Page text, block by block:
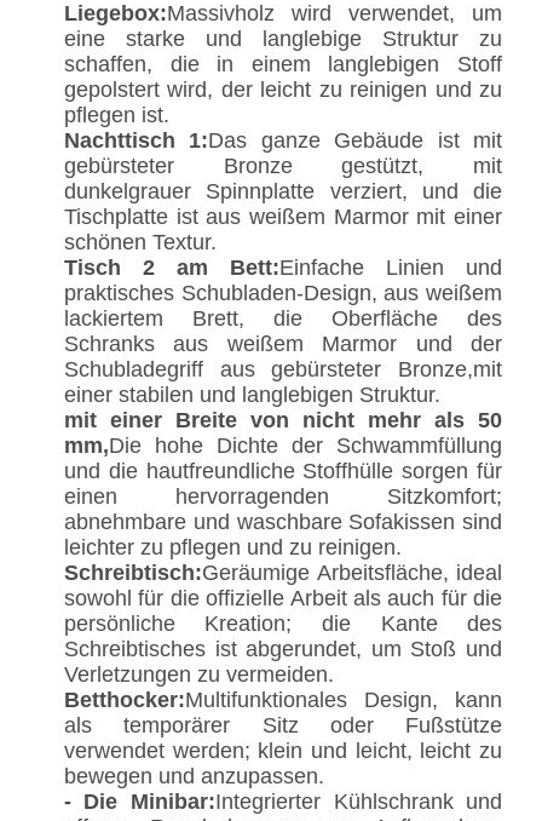
Liegebox:Massivholz wird verwendet, um
eine starke und langlebige Struktur zu
schaffen, die in einem langlebigen Stoff
gepolstert wird, der leicht zu reinigen und zu
pflegen ist.
Nachttisch 1:Das ganze Gebäude ist mit
gebürsteter Bronze gestützt, mit
dunkelgrauer Spinnplatte verziert, und die
Tischplatte ist aus weißem Marmor mit einer
schönen Textur.
Tisch 2 am Bett:Einfache Linien und
praktisches Schubladen-Design, aus weißem
lackiertem Brett, die Oberfläche des
Schranks aus weißem Marmor und der
Schubladegriff aus gebürsteter Bronze,mit
einer stabilen und langlebigen Struktur.
mit einer Breite von nicht mehr als 50
mm,Die hohe Dichte der Schwammfüllung
und die hautfreundliche Stoffhülle sorgen für
einen hervorragenden Sitzkomfort;
abnehmbare und waschbare Sofakissen sind
leichter zu pflegen und zu reinigen.
Schreibtisch:Geräumige Arbeitsfläche, ideal
sowohl für die offizielle Arbeit als auch für die
persönliche Kreation; die Kante des
Schreibtisches ist abgerundet, um Stoß und
Verletzungen zu vermeiden.
Betthocker:Multifunktionales Design, kann
als temporärer Sitz oder Fußstütze
verwendet werden; klein und leicht, leicht zu
bewegen und anzupassen.
- Die Minibar:Integrierter Kühlschrank und